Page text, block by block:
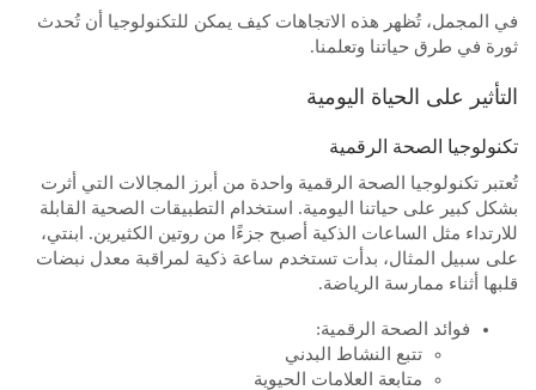
في المجمل، تُظهر هذه الاتجاهات كيف يمكن للتكنولوجيا أن تُحدث
ثورة في طرق حياتنا وتعلمنا.
التأثير على الحياة اليومية
تكنولوجيا الصحة الرقمية
تُعتبر تكنولوجيا الصحة الرقمية واحدة من أبرز المجالات التي أثرت
بشكل كبير على حياتنا اليومية. استخدام التطبيقات الصحية القابلة
للارتداء مثل الساعات الذكية أصبح جزءًا من روتين الكثيرين. ابنتي،
على سبيل المثال، بدأت تستخدم ساعة ذكية لمراقبة معدل نبضات
قلبها أثناء ممارسة الرياضة.
فوائد الصحة الرقمية:
تتبع النشاط البدني
متابعة العلامات الحيوية